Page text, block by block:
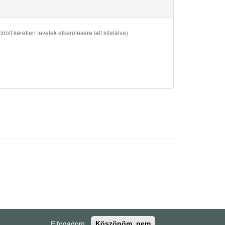
kéretlen levelek elkerülésére lett kitalálva).